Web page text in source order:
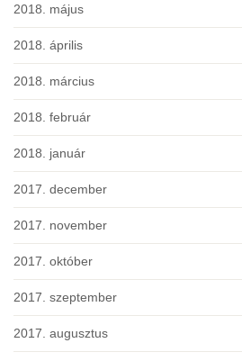
2018. május
2018. április
2018. március
2018. február
2018. január
2017. december
2017. november
2017. október
2017. szeptember
2017. augusztus